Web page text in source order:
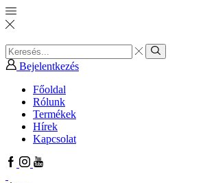
Search
input
Search
Bejelentkezés
Főoldal
Rólunk
Termékek
Hírek
Kapcsolat
Facebook
Instagram
Youtube